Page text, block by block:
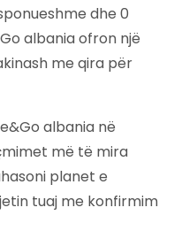
dhe 0
albania ofron një
me qira për
albania në
më të mira
planet e
tuaj me konfirmim